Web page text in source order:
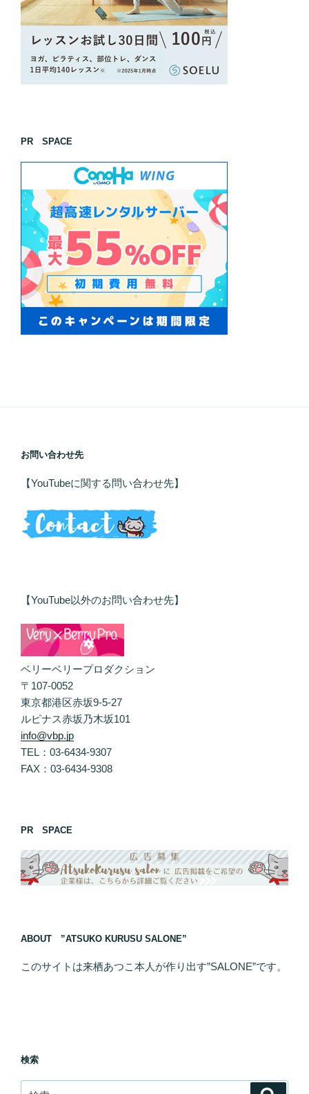
PR SPACE
お問い合わせ先
【YouTubeに関する問い合わせ先】
【YouTube以外のお問い合わせ先】
ベリーベリープロダクション
〒107-0052
東京都港区赤坂9-5-27
ルピナス赤坂乃木坂101
info@vbp.jp
TEL：03-6434-9307
FAX：03-6434-9308
PR SPACE
ABOUT ”ATSUKO KURUSU SALONE”
このサイトは来栖あつこ本人が作り出す”SALONE”です。
検索